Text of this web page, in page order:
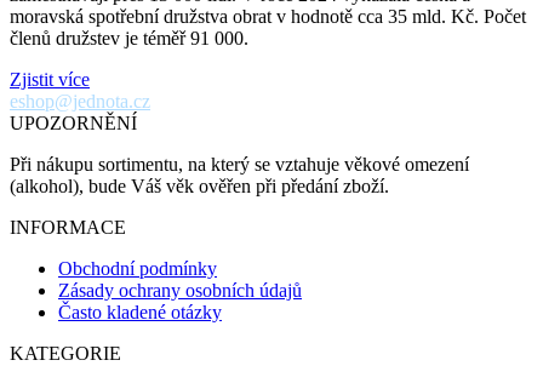
moravská spotřební družstva obrat v hodnotě cca 35 mld. Kč. Počet
členů družstev je téměř 91 000.
Zjistit více
eshop@jednota.cz
UPOZORNĚNÍ
Při nákupu sortimentu, na který se vztahuje věkové omezení
(alkohol), bude Váš věk ověřen při předání zboží.
INFORMACE
Obchodní podmínky
Zásady ochrany osobních údajů
Často kladené otázky
KATEGORIE